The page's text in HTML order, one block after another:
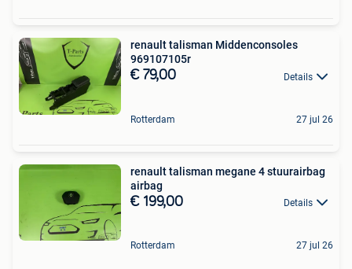
renault talisman Middenconsoles
969107105r
€ 79,00 Details
Rotterdam 27 jul 26
renault talisman megane 4 stuurairbag
airbag
€ 199,00 Details
Rotterdam 27 jul 26